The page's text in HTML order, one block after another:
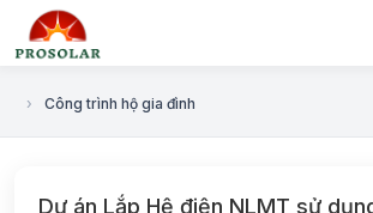
› Công trình hộ gia đình
Dự án Lắp Hệ điện NLMT sử